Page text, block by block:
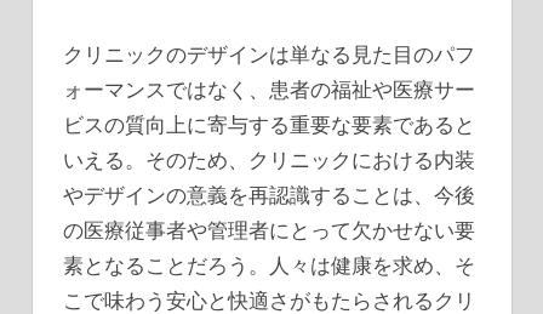
クリニックのデザインは単なる見た目のパフ
ォーマンスではなく、患者の福祉や医療サー
ビスの質向上に寄与する重要な要素であると
いえる。そのため、クリニックにおける内装
やデザインの意義を再認識することは、今後
の医療従事者や管理者にとって欠かせない要
素となることだろう。人々は健康を求め、そ
こで味わう安心と快適さがもたらされるクリ